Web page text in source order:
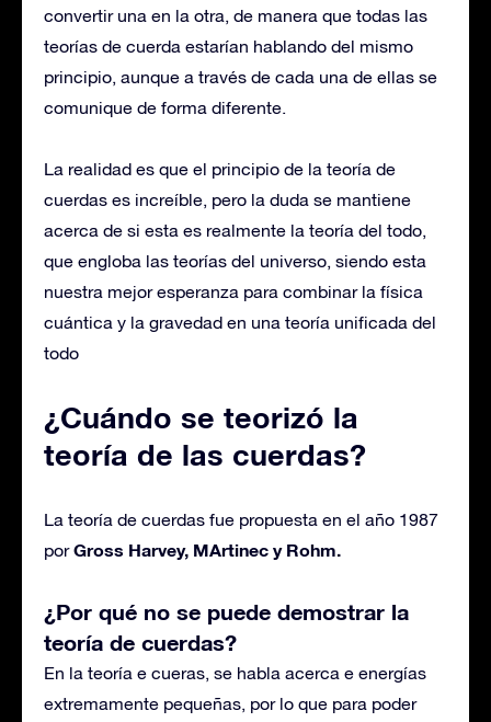
convertir una en la otra, de manera que todas las
teorías de cuerda estarían hablando del mismo
principio, aunque a través de cada una de ellas se
comunique de forma diferente.
La realidad es que el principio de la teoría de
cuerdas es increíble, pero la duda se mantiene
acerca de si esta es realmente la teoría del todo,
que engloba las teorías del universo, siendo esta
nuestra mejor esperanza para combinar la física
cuántica y la gravedad en una teoría unificada del
todo
¿Cuándo se teorizó la
teoría de las cuerdas?
La teoría de cuerdas fue propuesta en el año 1987
porGross Harvey, MArtinec y Rohm.
¿Por qué no se puede demostrar la
teoría de cuerdas?
En la teoría e cueras, se habla acerca e energías
extremamente pequeñas, por lo que para poder